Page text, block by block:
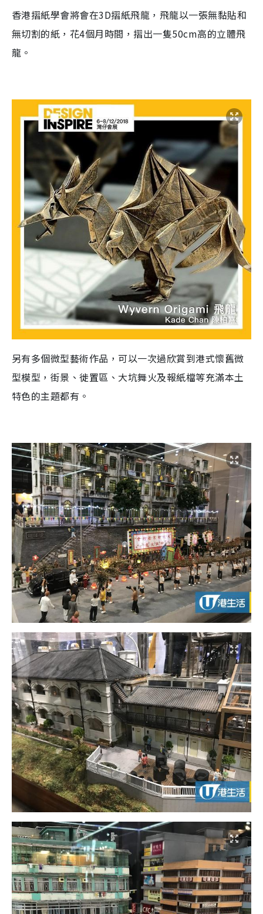
香港摺紙學會將會在3D摺紙飛龍，飛龍以一張無黏貼和
無切割的紙，花4個月時間，摺出一隻50cm高的立體飛
龍。
另有多個微型藝術作品，可以一次過欣賞到港式懷舊微
型模型，街景、徙置區、大坑舞火及報紙檔等充滿本土
特色的主題都有。